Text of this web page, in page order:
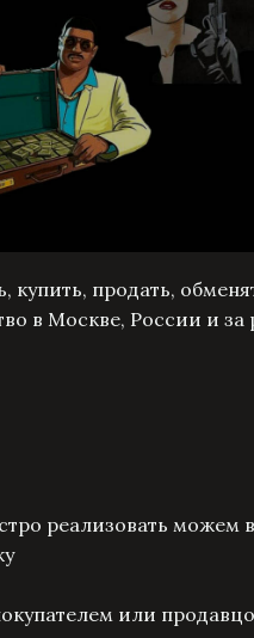
купить, продать,
в Москве, России и за
реализовать можем
или